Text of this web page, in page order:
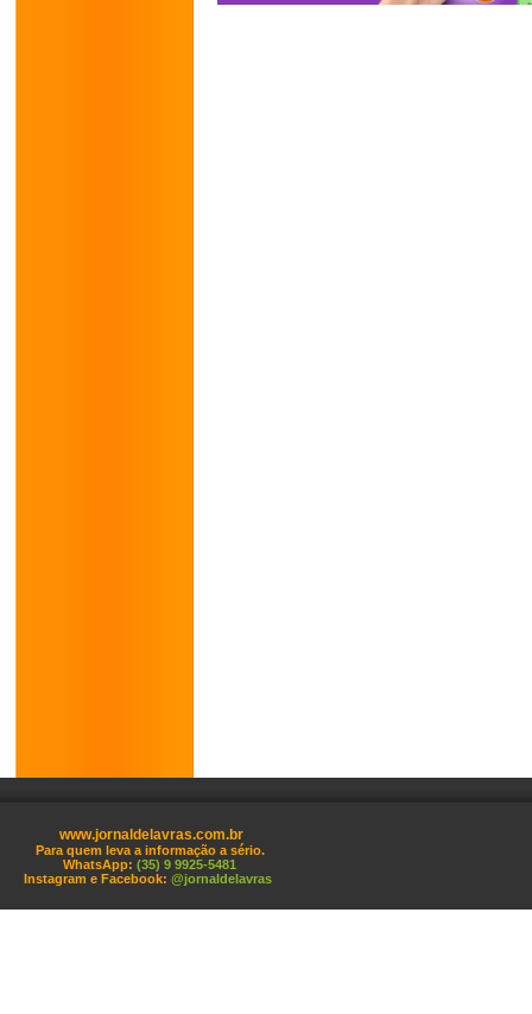
www.jornaldelavras.com.br
Para quem leva a informação a sério.
WhatsApp: (35) 9 9925-5481
Instagram e Facebook: @jornaldelavras